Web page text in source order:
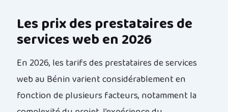
Les prix des prestataires de
services web en 2026
En 2026, les tarifs des prestataires de services
web au Bénin varient considérablement en
fonction de plusieurs facteurs, notamment la